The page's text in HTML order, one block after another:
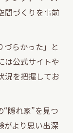
間づくりを事前
づらかった」と
は公式サイトや
況を把握してお
“隠れ家”を見つ
がより思い出深